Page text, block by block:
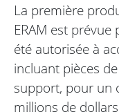
La première
ERAM est
été autorisée à
incluant pièces
support, pour un
millions de